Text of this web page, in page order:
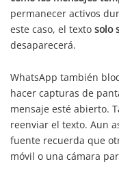
permanecer activos
este caso, el texto solo
desaparecerá.
WhatsApp también
hacer capturas de
mensaje esté abierto.
reenviar el texto. Aun
fuente recuerda que
móvil o una cámara